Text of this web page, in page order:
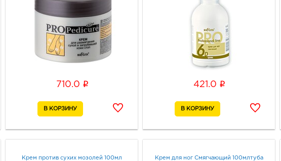
710.0 i 421.0 i
Крем против сухих мозолей 100мл Крем для ног Смягчающий 100млтуба